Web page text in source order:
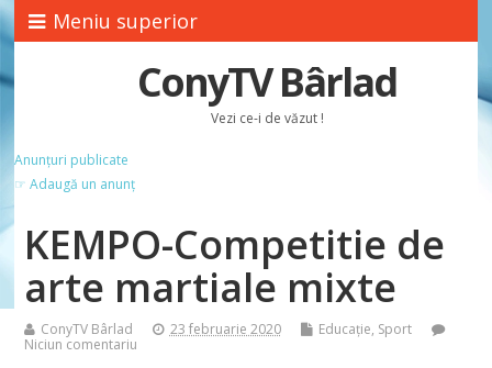
Meniu superior
ConyTV Bârlad
Vezi ce-i de văzut !
Anunțuri publicate
☞ Adaugă un anunț
KEMPO-Competitie de
arte martiale mixte
ConyTV Bârlad 23 februarie 2020 Educație, Sport
Niciun comentariu